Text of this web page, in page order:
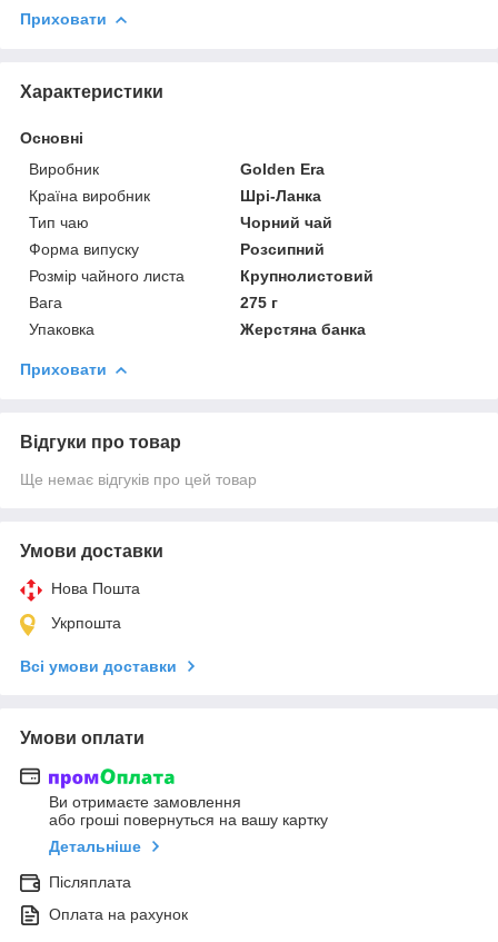
Приховати
Характеристики
Основні
Виробник
Golden Era
Країна виробник
Шрі-Ланка
Тип чаю
Чорний чай
Форма випуску
Розсипний
Розмір чайного листа
Крупнолистовий
Вага
275 г
Упаковка
Жерстяна банка
Приховати
Відгуки про товар
Ще немає відгуків про цей товар
Умови доставки
Нова Пошта
Укрпошта
Всі умови доставки
Умови оплати
Ви отримаєте замовлення
або гроші повернуться на вашу картку
Детальніше
Післяплата
Оплата на рахунок